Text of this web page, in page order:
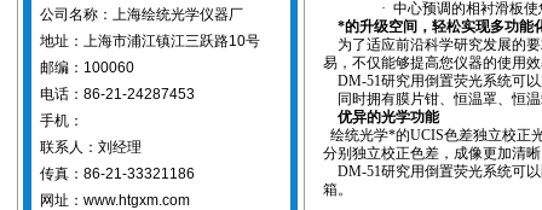
公司名称：上海绘统光学仪器厂
地址：上海市浦江镇江三跃路10号
邮编：100060
电话：86-21-24287453
手机：
联系人：刘经理
传真：86-21-33321186
网址：www.htgxm.com
· 中心预调的相衬滑板
*的升级空间，轻松实现多功能
为了适应前沿科学研究发展的
易，不仅能够提高您仪器的使用
DM-51研究用倒置荧光系统可
同时拥有膜片钳、恒温罩、恒
优异的光学功能
绘统光学*的UCIS色差独立校正
分别独立校正色差，成像更加清
DM-51研究用倒置荧光系统可
箱。